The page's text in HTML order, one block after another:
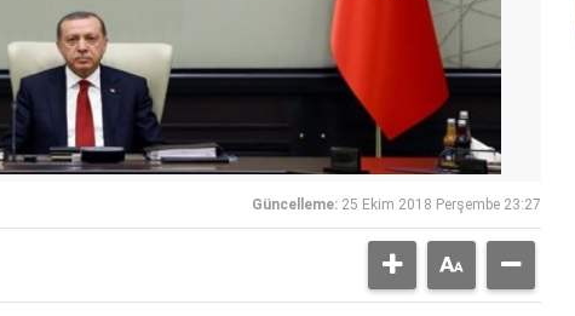
Güncelleme: 25 Ekim 2018 Perşembe 23:27